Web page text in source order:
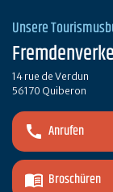
Unsere
14 rue de Verdun
56170 Quiberon
Anrufen
Broschüren